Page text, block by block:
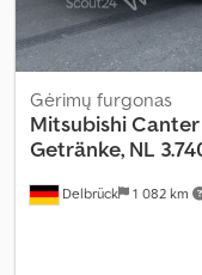
Delbrück 1 082 km
Gėrimų furgonas
MitsubishiCanter
Getränke, NL